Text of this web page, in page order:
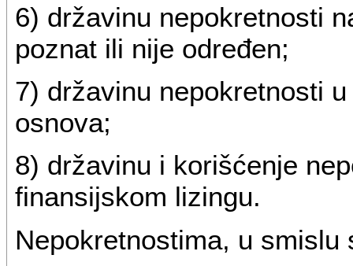
6) državinu nepokretnosti
poznat ili nije određen;
7) državinu nepokretnosti
osnova;
8) državinu i korišćenje
finansijskom lizingu.
Nepokretnostima, u